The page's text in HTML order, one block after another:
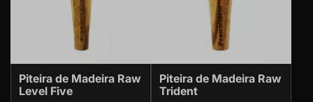
Piteira de Madeira Raw
Level Five
Piteira de Madeira Raw
Trident